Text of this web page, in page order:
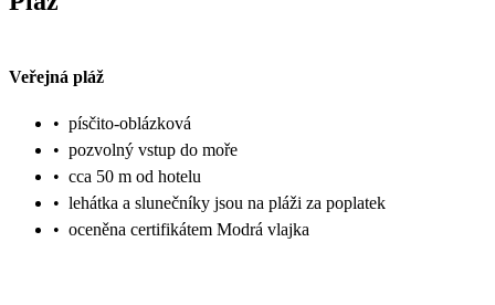
Veřejná pláž
• písčito-oblázková
• pozvolný vstup do moře
• cca 50 m od hotelu
• lehátka a slunečníky jsou na pláži za poplatek
• oceněna certifikátem Modrá vlajka